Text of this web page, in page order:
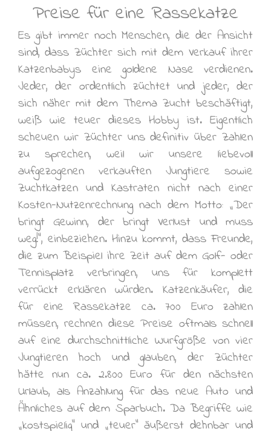
Preise für eine Rassekatze
Es gibt immer noch Menschen, die der Ansicht
sind, dass Züchter sich mit dem Verkauf ihrer
Katzenbabys eine goldene Nase verdienen.
Jeder, der ordentlich züchtet und jeder, der
sich näher mit dem Thema Zucht beschäftigt,
weiß wie teuer dieses Hobby ist. Eigentlich
scheuen wir Züchter uns definitiv über Zahlen
zu sprechen, weil wir unsere liebevoll
aufgezogenen verkauften Jungtiere sowie
Zuchtkatzen und Kastraten nicht nach einer
Kosten-Nutzenrechnung nach dem Motto: „Der
bringt Gewinn, der bringt Verlust und muss
weg!“, einbeziehen. Hinzu kommt, dass Freunde,
die zum Beispiel ihre Zeit auf dem Golf- oder
Tennisplatz verbringen, uns für komplett
verrückt erklären würden. Katzenkäufer, die
für eine Rassekatze ca. 700 Euro zahlen
müssen, rechnen diese Preise oftmals schnell
auf eine durchschnittliche Wurfgröße von vier
Jungtieren hoch und glauben, der Züchter
hätte nun ca. 2.800 Euro für den nächsten
Urlaub, als Anzahlung für das neue Auto und
Ähnliches auf dem Sparbuch. Da Begriffe wie
„kostspielig“ und „teuer“ äußerst dehnbar und